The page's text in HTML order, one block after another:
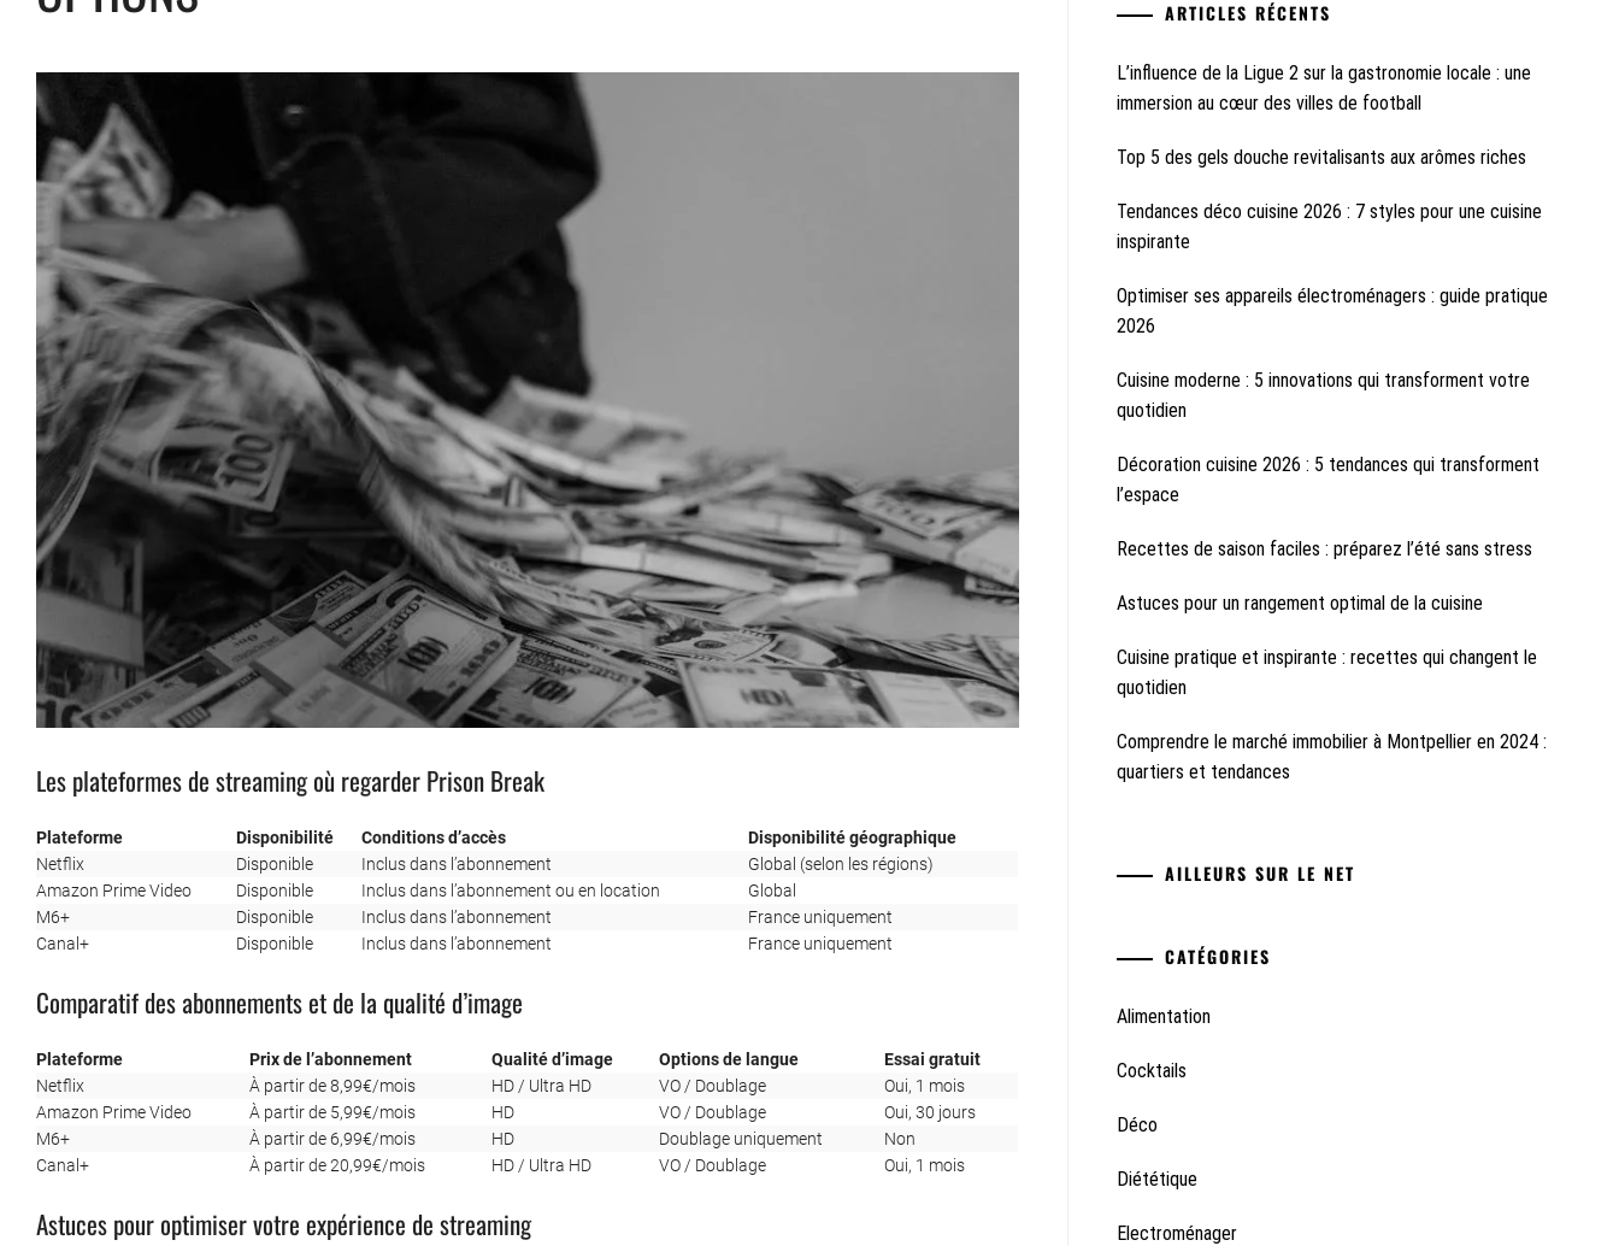
Les plateformes de streaming où regarder Prison Break
Plateforme Disponibilité Conditions d’accès
Disponibilité géographique
Netflix
Disponible Inclus dans l’abonnement
Global (selon les régions)
Amazon Prime Video
Disponible Inclus dans l’abonnement ou en location
Global
M6+
Disponible Inclus dans l’abonnement
France uniquement
Canal+
Disponible Inclus dans l’abonnement France uniquement
Comparatif des abonnements et de la qualité d’image
Plateforme Prix de l’abonnement Qualité d’image Options de langue
Essai gratuit
Netflix
À partir de 8,99€/mois HD / Ultra HD VO / Doublage
Oui, 1 mois
Amazon Prime Video
À partir de 5,99€/mois HD VO / Doublage
Oui, 30 jours
M6+
À partir de 6,99€/mois HD Doublage uniquement
Non
Canal+
À partir de 20,99€/mois HD / Ultra HD VO / Doublage Oui, 1 mois
Astuces pour optimiser votre expérience de streaming
ARTICLES RÉCENTS
L’influence de la Ligue 2 sur la gastronomie locale : une
immersion au cœur des villes de football
Top 5 des gels douche revitalisants aux arômes riches
Tendances déco cuisine 2026 : 7 styles pour une cuisine
inspirante
Optimiser ses appareils électroménagers : guide pratique
2026
Cuisine moderne : 5 innovations qui transforment votre
quotidien
Décoration cuisine 2026 : 5 tendances qui transforment
l’espace
Recettes de saison faciles : préparez l’été sans stress
Astuces pour un rangement optimal de la cuisine
Cuisine pratique et inspirante : recettes qui changent le
quotidien
Comprendre le marché immobilier à Montpellier en 2024 :
quartiers et tendances
AILLEURS SUR LE NET
CATÉGORIES
Alimentation
Cocktails
Déco
Diététique
Electroménager